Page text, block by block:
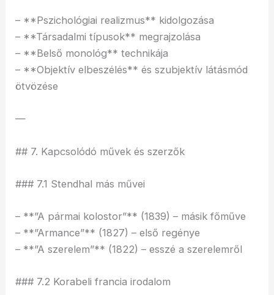
– **Pszichológiai realizmus** kidolgozása
– **Társadalmi típusok** megrajzolása
– **Belső monológ** technikája
– **Objektív elbeszélés** és szubjektív látásmód
ötvözése
—
## 7. Kapcsolódó művek és szerzők
### 7.1 Stendhal más művei
– **”A pármai kolostor”** (1839) – másik főműve
– **”Armance”** (1827) – első regénye
– **”A szerelem”** (1822) – esszé a szerelemről
### 7.2 Korabeli francia irodalom